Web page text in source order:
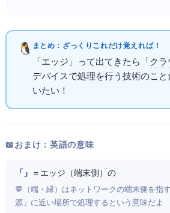
まとめ：ざっくりこれだけ覚えればOK！
「エッジAI」って出てきたら「 クラ
デバイスでAI処理を行う技術のこ
いたいOK！
📖 おまけ：英語の意味
「Edge AI」 ＝ エッジ（端末側）のAI
💬 Edge（端・縁）はネットワークの端末側を
源」に近い場所でAI処理するという意味だよ